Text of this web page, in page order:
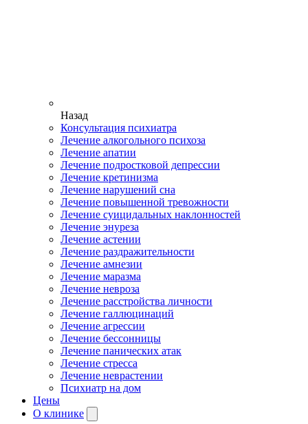
Назад
Консультация психиатра
Лечение алкогольного психоза
Лечение апатии
Лечение подростковой депрессии
Лечение кретинизма
Лечение нарушений сна
Лечение повышенной тревожности
Лечение суицидальных наклонностей
Лечение энуреза
Лечение астении
Лечение раздражительности
Лечение амнезии
Лечение маразма
Лечение невроза
Лечение расстройства личности
Лечение галлюцинаций
Лечение агрессии
Лечение бессонницы
Лечение панических атак
Лечение стресса
Лечение неврастении
Психиатр на дом
Цены
О клинике